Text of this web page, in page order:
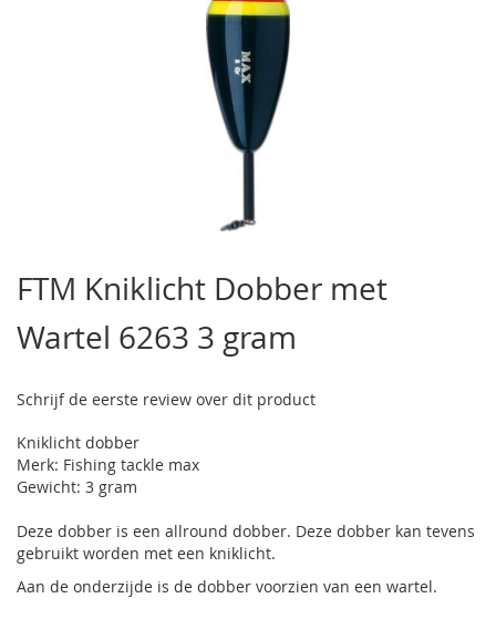
het
begin
van
de
gallerij
FTM Kniklicht Dobber met
Wartel 6263 3 gram
Schrijf de eerste review over dit product
Kniklicht dobber
Merk: Fishing tackle max
Gewicht: 3 gram
Deze dobber is een allround dobber. Deze dobber kan tevens
gebruikt worden met een kniklicht.
Aan de onderzijde is de dobber voorzien van een wartel.